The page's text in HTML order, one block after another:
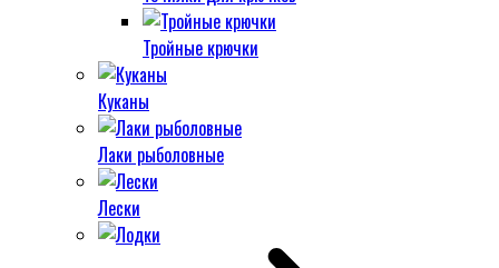
Тройные крючки
Куканы
Лаки рыболовные
Лески